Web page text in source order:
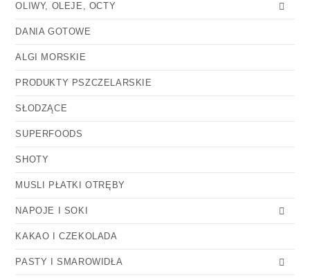
OLIWY, OLEJE, OCTY
DANIA GOTOWE
ALGI MORSKIE
PRODUKTY PSZCZELARSKIE
SŁODZĄCE
SUPERFOODS
SHOTY
MUSLI PŁATKI OTRĘBY
NAPOJE I SOKI
KAKAO I CZEKOLADA
PASTY I SMAROWIDŁA